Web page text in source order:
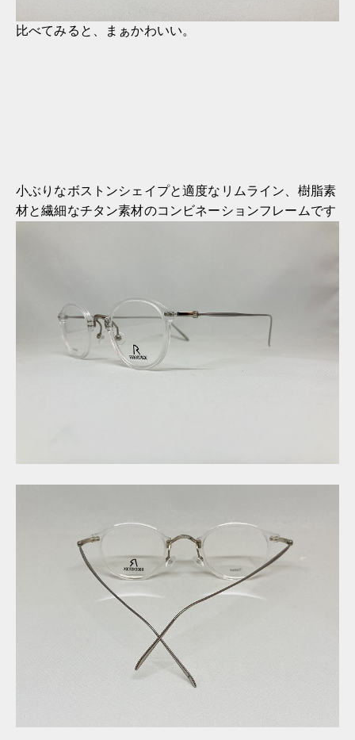
比べてみると、まぁかわいい。
小ぶりなボストンシェイプと適度なリムライン、樹脂素
材と繊細なチタン素材のコンビネーションフレームです